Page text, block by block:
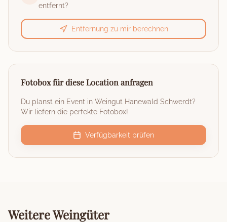
entfernt?
Entfernung zu mir berechnen
Fotobox für diese Location anfragen
Du planst ein Event in Weingut Hanewald Schwerdt?
Wir liefern die perfekte Fotobox!
Verfügbarkeit prüfen
WeitereWeingüter